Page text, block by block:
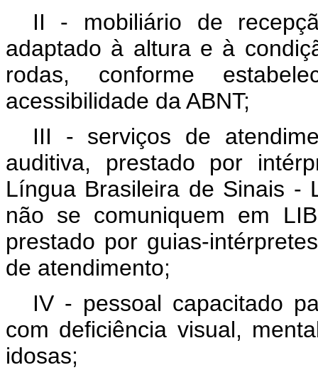
II - mobiliário de
adaptado à altura e à
rodas, conforme
acessibilidade da ABNT;
III - serviços de
auditiva, prestado por
Língua Brasileira de Sinais -
não se comuniquem em
prestado por guias-
de atendimento;
IV - pessoal capacitado
com deficiência visual,
idosas;